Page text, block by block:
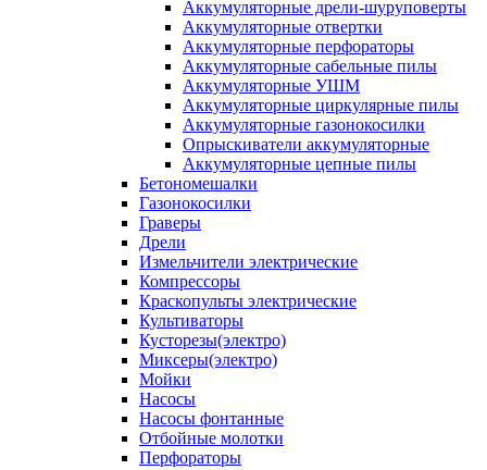
Аккумуляторные дрели-шуруповерты
Аккумуляторные отвертки
Аккумуляторные перфораторы
Аккумуляторные сабельные пилы
Аккумуляторные УШМ
Аккумуляторные циркулярные пилы
Аккумуляторные газонокосилки
Опрыскиватели аккумуляторные
Аккумуляторные цепные пилы
Бетономешалки
Газонокосилки
Граверы
Дрели
Измельчители электрические
Компрессоры
Краскопульты электрические
Культиваторы
Кусторезы(электро)
Миксеры(электро)
Мойки
Насосы
Насосы фонтанные
Отбойные молотки
Перфораторы